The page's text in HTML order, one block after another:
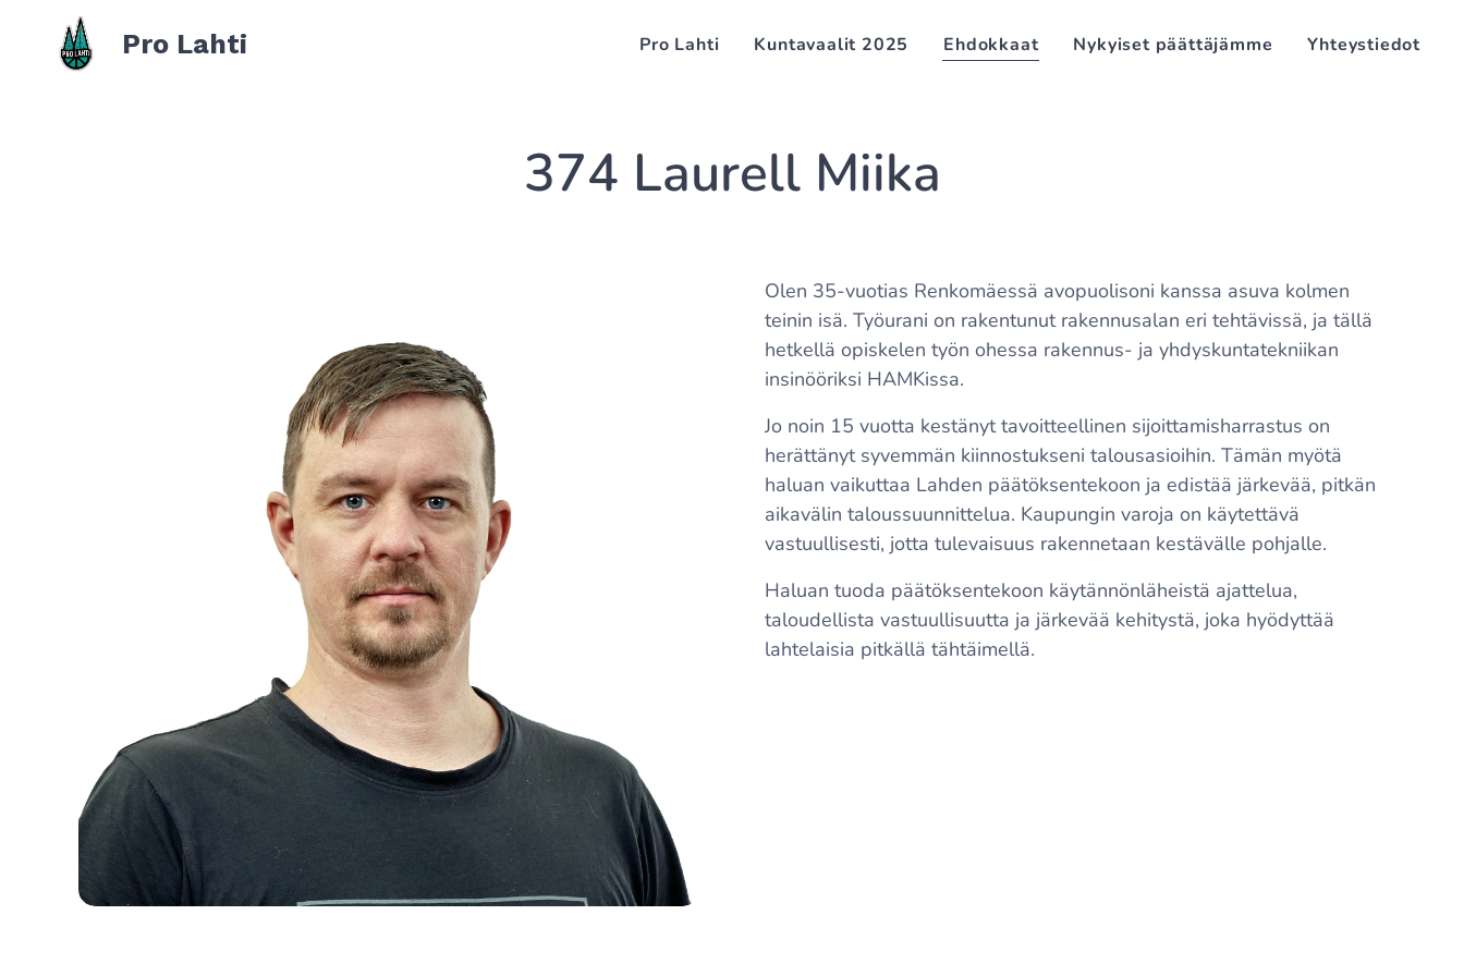
Pro Lahti Pro Lahti Kuntavaalit 2025 Ehdokkaat Nykyiset päättäjämme Yhteystiedot
374 Laurell Miika
Olen 35-vuotias Renkomäessä avopuolisoni kanssa asuva kolmen
teinin isä. Työurani on rakentunut rakennusalan eri tehtävissä, ja tällä
hetkellä opiskelen työn ohessa rakennus- ja yhdyskuntatekniikan
insinööriksi HAMKissa.
Jo noin 15 vuotta kestänyt tavoitteellinen sijoittamisharrastus on
herättänyt syvemmän kiinnostukseni talousasioihin. Tämän myötä
haluan vaikuttaa Lahden päätöksentekoon ja edistää järkevää, pitkän
aikavälin taloussuunnittelua. Kaupungin varoja on käytettävä
vastuullisesti, jotta tulevaisuus rakennetaan kestävälle pohjalle.
Haluan tuoda päätöksentekoon käytännönläheistä ajattelua,
taloudellista vastuullisuutta ja järkevää kehitystä, joka hyödyttää
lahtelaisia pitkällä tähtäimellä.